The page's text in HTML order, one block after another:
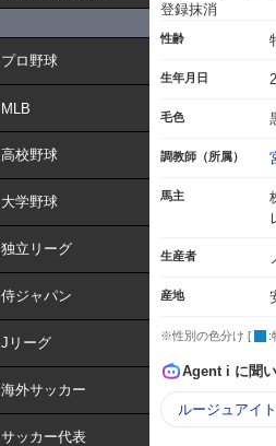
プロ野球
MLB
高校野球
大学野球
独立リーグ
侍ジャパン
Jリーグ
海外サッカー
サッカー代表
登録抹消
性齢
生年月日
毛色
調教師（所属）
馬主
生産者
産地
※性別の色分け [ :
Agent i に聞
ルージュアイ